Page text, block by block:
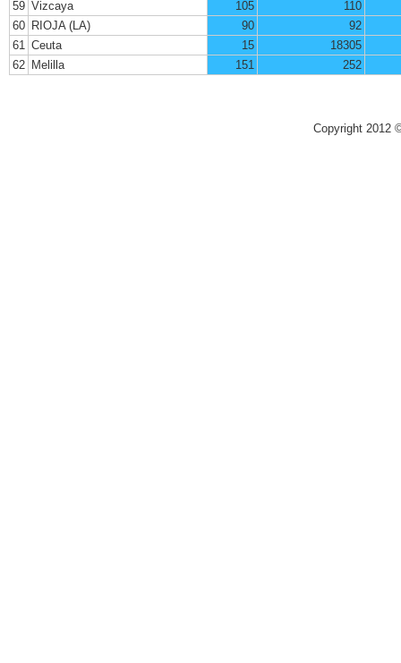
59 Vizcaya 105
110
60 RIOJA (LA) 90
92
61 Ceuta 15
18305
62 Melilla 151 252
Copyright 2012